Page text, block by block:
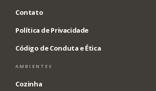
Contato
Política de Privacidade
Código de Conduta e Ética
AMBIENTES
Cozinha